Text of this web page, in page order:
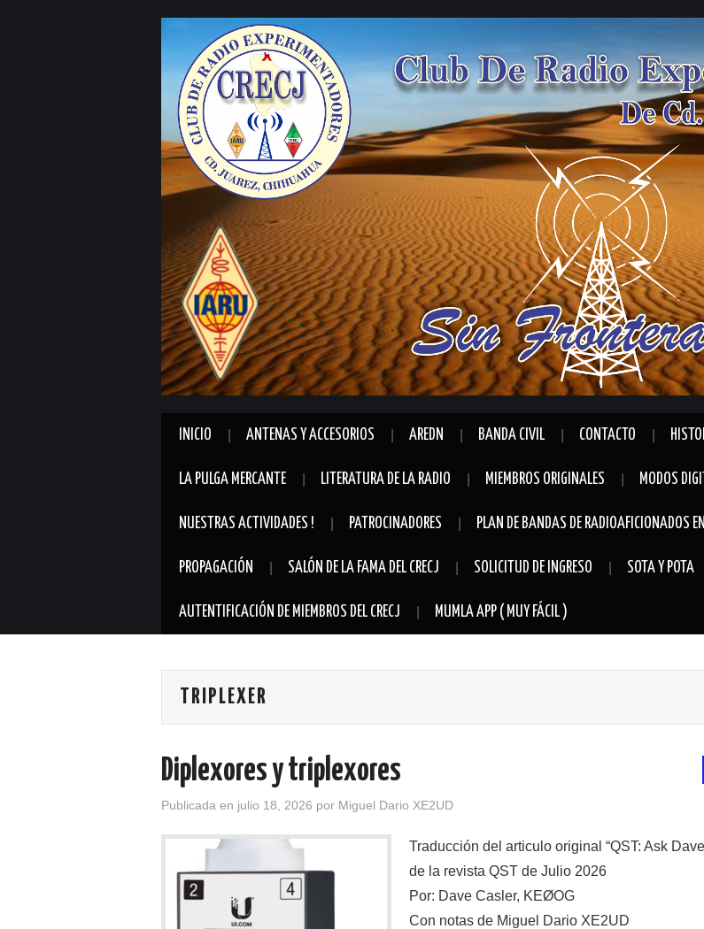
INICIO ANTENAS Y ACCESORIOS AREDN BANDA CIVIL CONTACTO
LA PULGA MERCANTE LITERATURA DE LA RADIO MIEMBROS ORIGINALES MODOS
NUESTRAS ACTIVIDADES ! PATROCINADORES PLAN DE BANDAS DE RADIOAFICIONADOS
PROPAGACIÓN SALÓN DE LA FAMA DEL CRECJ SOLICITUD DE INGRESO SOTA Y POTA
AUTENTIFICACIÓN DE MIEMBROS DEL CRECJ MUMLA APP ( MUY FÁCIL )
TRIPLEXER
Diplexores y triplexores
Publicada en julio 18, 2026 por Miguel Dario XE2UD
Traducción del articulo original “QST: Ask
de la revista QST de Julio 2026
Por: Dave Casler, KEØOG
Con notas de Miguel Dario XE2UD